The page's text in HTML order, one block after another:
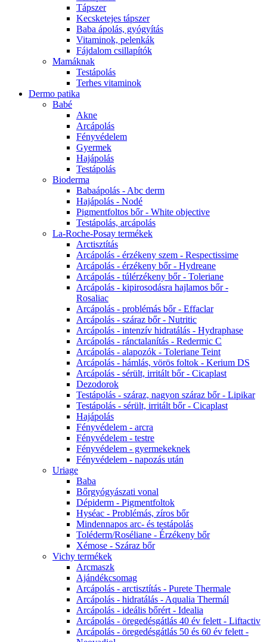
Tápszer
Kecsketejes tápszer
Baba ápolás, gyógyítás
Vitaminok, pelenkák
Fájdalom csillapítók
Mamáknak
Testápolás
Terhes vitaminok
Dermo patika
Babé
Akne
Arcápolás
Fényvédelem
Gyermek
Hajápolás
Testápolás
Bioderma
Babaápolás - Abc derm
Hajápolás - Nodé
Pigmentfoltos bőr - White objective
Testápolás, arcápolás
La-Roche-Posay termékek
Arctisztítás
Arcápolás - érzékeny szem - Respectissime
Arcápolás - érzékeny bőr - Hydreane
Arcápolás - túlérzékeny bőr - Toleriane
Arcápolás - kipirosodásra hajlamos bőr -
Rosaliac
Arcápolás - problémás bőr - Effaclar
Arcápolás - száraz bőr - Nutritic
Arcápolás - intenzív hidratálás - Hydraphase
Arcápolás - ránctalanítás - Redermic C
Arcápolás - alapozók - Toleriane Teint
Arcápolás - hámlás, vörös foltok - Kerium DS
Arcápolás - sérült, irritált bőr - Cicaplast
Dezodorok
Testápolás - száraz, nagyon száraz bőr - Lipikar
Testápolás - sérült, irritált bőr - Cicaplast
Hajápolás
Fényvédelem - arcra
Fényvédelem - testre
Fényvédelem - gyermekeknek
Fényvédelem - napozás után
Uriage
Baba
Bőrgyógyászati vonal
Dépiderm - Pigmentfoltok
Hyséac - Problémás, zíros bőr
Mindennapos arc- és testápolás
Toléderm/Roséliane - Érzékeny bőr
Xémose - Száraz bőr
Vichy termékek
Arcmaszk
Ajándékcsomag
Arcápolás - arctisztítás - Purete Thermale
Arcápolás - hidratálás - Aqualia Thermál
Arcápolás - ideális bőrért - Idealia
Arcápolás - öregedésgátlás 40 év felett - Liftactiv
Arcápolás - öregedésgátlás 50 és 60 év felett -